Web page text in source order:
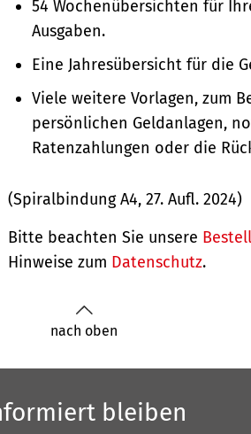
54 Wochenübersichten für
Ausgaben.
Eine Jahresübersicht für die
Viele weitere Vorlagen, zum
persönlichen Geldanlagen,
Ratenzahlungen oder die
(Spiralbindung A4, 27. Aufl. 2024)
Bitte beachten Sie unsere
Hinweise zum Datenschutz.
nach oben
bleiben